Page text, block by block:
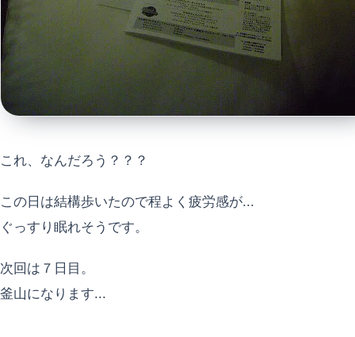
これ、なんだろう？？？
この日は結構歩いたので程よく疲労感が...
ぐっすり眠れそうです。
次回は７日目。
釜山になります...